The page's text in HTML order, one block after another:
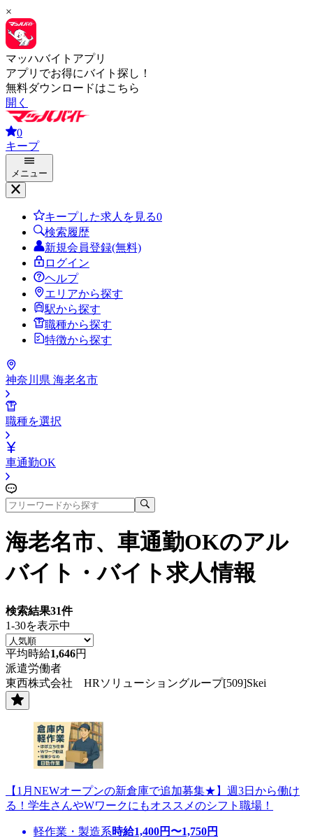
×
マッハバイトアプリ
アプリでお得にバイト探し！
無料ダウンロードはこちら
開く
0
キープ
メニュー
キープした求人を見る0
検索履歴
新規会員登録(無料)
ログイン
ヘルプ
エリアから探す
駅から探す
職種から探す
特徴から探す
神奈川県 海老名市
職種を選択
車通勤OK
海老名市、車通勤OKのアル
バイト・バイト求人情報
検索結果31件
1-30を表示中
平均時給1,646円
派遣労働者
東西株式会社 HRソリューショングループ[509]Skei
【1月NEWオープンの新倉庫で追加募集★】週3日から働け
る！学生さんやWワークにもオススメのシフト職場！
軽作業・製造系時給1,400円〜1,750円